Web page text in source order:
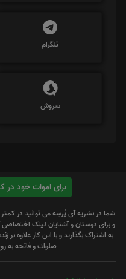
تلگرام
سروش
برای اموات خود در کمتر از 3 دقیقه
شما در نشریه آی پُرسِه می توانید در
و برای دوستان و آشنایان لینک
به اشتراک بگذارید و با این کار علاوه بر
صلوات و فاتحه به